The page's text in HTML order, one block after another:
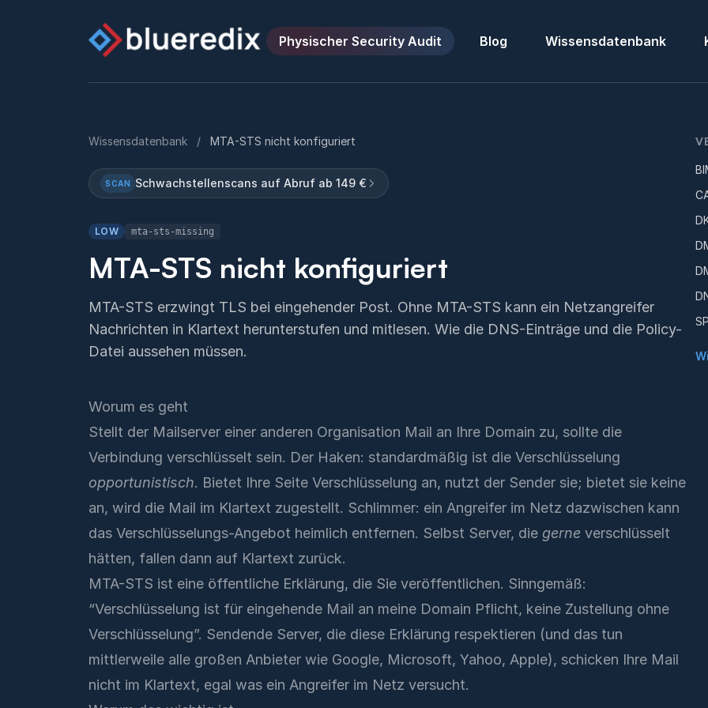
Physischer Security Audit Blog Wissensdatenbank
Wissensdatenbank / MTA-STS nicht konfiguriert
SCAN Schwachstellenscans auf Abruf ab 149 €
LOW mta-sts-missing
MTA-STS nicht konfiguriert
MTA-STS erzwingt TLS bei eingehender Post. Ohne MTA-STS kann ein Netzangreifer
Nachrichten in Klartext herunterstufen und mitlesen. Wie die DNS-Einträge und die Policy-
Datei aussehen müssen.
Worum es geht
Stellt der Mailserver einer anderen Organisation Mail an Ihre Domain zu, sollte die
Verbindung verschlüsselt sein. Der Haken: standardmäßig ist die Verschlüsselung
opportunistisch. Bietet Ihre Seite Verschlüsselung an, nutzt der Sender sie; bietet sie keine
an, wird die Mail im Klartext zugestellt. Schlimmer: ein Angreifer im Netz dazwischen kann
das Verschlüsselungs-Angebot heimlich entfernen. Selbst Server, die gerne verschlüsselt
hätten, fallen dann auf Klartext zurück.
MTA-STS ist eine öffentliche Erklärung, die Sie veröffentlichen. Sinngemäß:
“Verschlüsselung ist für eingehende Mail an meine Domain Pflicht, keine Zustellung ohne
Verschlüsselung”. Sendende Server, die diese Erklärung respektieren (und das tun
mittlerweile alle großen Anbieter wie Google, Microsoft, Yahoo, Apple), schicken Ihre Mail
nicht im Klartext, egal was ein Angreifer im Netz versucht.